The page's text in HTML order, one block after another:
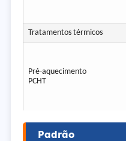
Tratamentos térmicos
Pré-aquecimento
PCHT
Padrão